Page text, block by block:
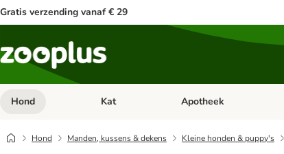
Gratis verzending vanaf € 29
Hond Open categorie menu: Hond
Kat Open categorie menu: Kat
Apotheek
Hond Manden, kussens & dekens Kleine honden & puppy's